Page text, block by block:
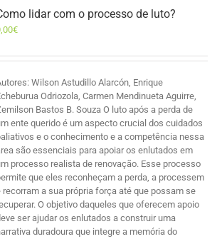
lidar com o processo de luto?
€
Wilson Astudillo Alarcón, Enrique
Odriozola, Carmen Mendinueta Aguirre,
Bastos B. Souza O luto após a perda de
ente querido é um aspecto crucial dos cuidados
e o conhecimento e a competência nessa
são essenciais para apoiar os enlutados em
processo realista de renovação. Esse processo
que eles reconheçam a perda, a processem
recorram a sua própria força até que possam se
O objetivo daqueles que oferecem apoio
ser ajudar os enlutados a construir uma
duradoura que integre a memória do